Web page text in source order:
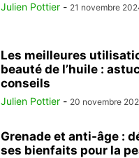
Julien Pottier - 21 novembre
Les meilleures
beauté de l’huile :
conseils
Julien Pottier - 20 novembre
Grenade et anti-âge :
ses bienfaits pour la